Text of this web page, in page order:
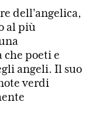
dell'angelica,
al più
poeti e
angeli. Il suo
verdi